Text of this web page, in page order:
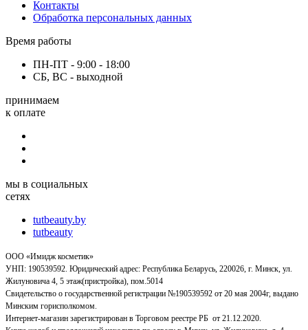
Контакты
Обработка персональных данных
Время работы
ПН-ПТ - 9:00 - 18:00
СБ, ВС - выходной
принимаем
к оплате
мы в социальных
сетях
tutbeauty.by
tutbeauty
ООО «Имидж косметик»
УНП: 190539592. Юридический адрес: Республика Беларусь, 220026, г. Минск, ул.
Жилуновича 4, 5 этаж(пристройка), пом.5014
Свидетельство о государственной регистрации №190539592 от 20 мая 2004г, выдано
Минским горисполкомом.
Интернет-магазин зарегистрирован в Торговом реестре РБ от 21.12.2020.